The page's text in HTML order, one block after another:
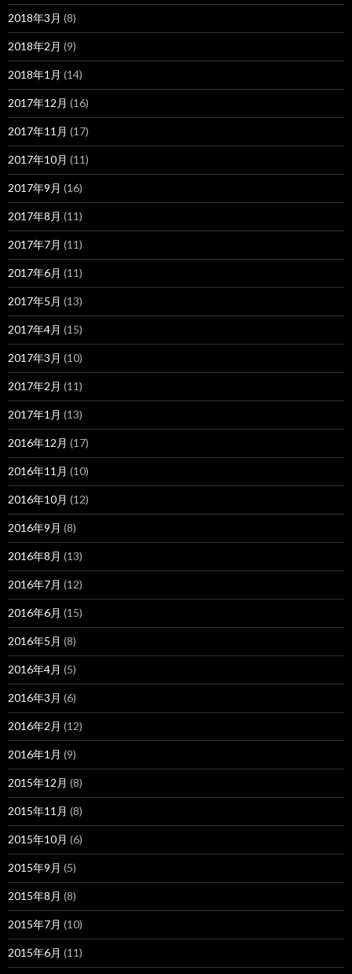
2018年3月 (8)
2018年2月 (9)
2018年1月 (14)
2017年12月 (16)
2017年11月 (17)
2017年10月 (11)
2017年9月 (16)
2017年8月 (11)
2017年7月 (11)
2017年6月 (11)
2017年5月 (13)
2017年4月 (15)
2017年3月 (10)
2017年2月 (11)
2017年1月 (13)
2016年12月 (17)
2016年11月 (10)
2016年10月 (12)
2016年9月 (8)
2016年8月 (13)
2016年7月 (12)
2016年6月 (15)
2016年5月 (8)
2016年4月 (5)
2016年3月 (6)
2016年2月 (12)
2016年1月 (9)
2015年12月 (8)
2015年11月 (8)
2015年10月 (6)
2015年9月 (5)
2015年8月 (8)
2015年7月 (10)
2015年6月 (11)